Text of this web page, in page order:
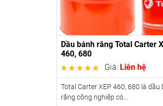
Dầu bánh răng Total Carter
460, 680
Giá: Liên hệ
Total Carter XEP 460, 680 là dầu
răng công nghiệp có...